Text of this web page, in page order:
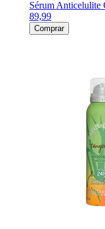
Sérum Anticelulite
89,99
Comprar